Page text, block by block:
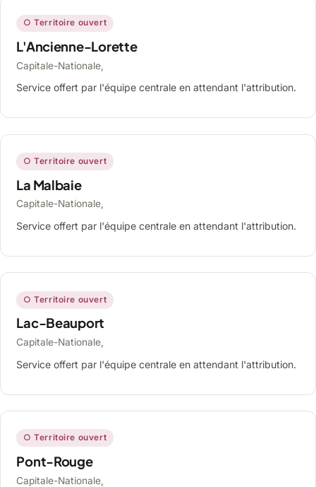
○ Territoire ouvert
L'Ancienne-Lorette
Capitale-Nationale,
Service offert par l'équipe centrale en attendant l'attribution.
○ Territoire ouvert
La Malbaie
Capitale-Nationale,
Service offert par l'équipe centrale en attendant l'attribution.
○ Territoire ouvert
Lac-Beauport
Capitale-Nationale,
Service offert par l'équipe centrale en attendant l'attribution.
○ Territoire ouvert
Pont-Rouge
Capitale-Nationale,